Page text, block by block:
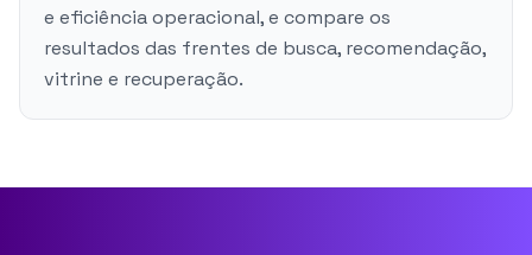
e eficiência operacional, e compare os
resultados das frentes de busca, recomendação,
vitrine e recuperação.